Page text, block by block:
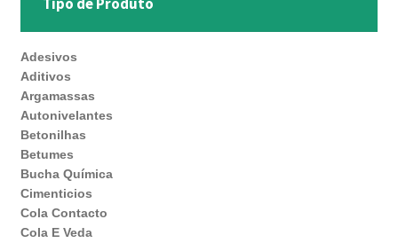
Adesivos
Aditivos
Argamassas
Autonivelantes
Betonilhas
Betumes
Bucha Química
Cimenticios
Cola Contacto
Cola E Veda